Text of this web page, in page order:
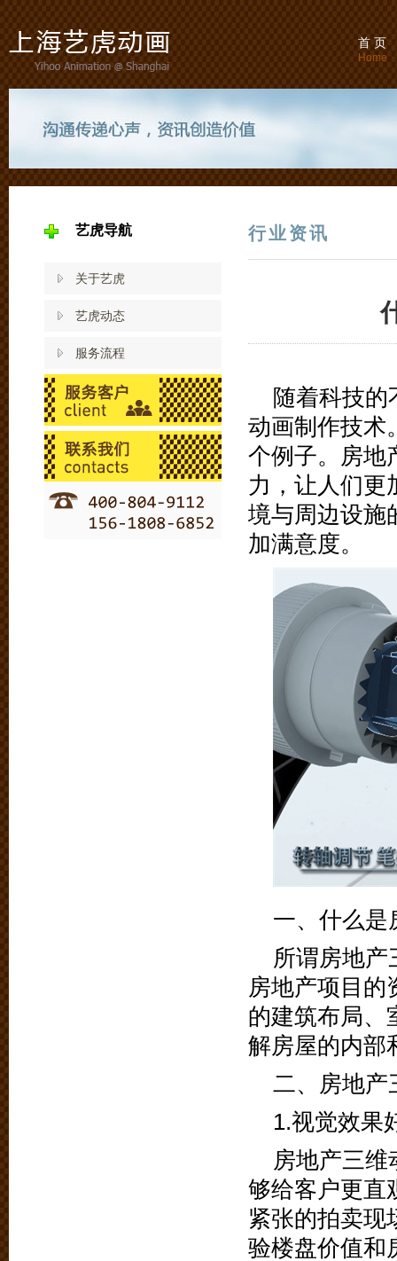
首 页
Home
艺虎导航
关于艺虎
艺虎动态
服务流程
行业资讯
随着科技
动画制作技术
个例子。房地
力，让人们更
境与周边设施
加满意度。
一、什么是
所谓房地
房地产项目的
的建筑布局、
解房屋的内部
二、房地产
1.视觉效果
房地产三
够给客户更直
紧张的拍卖现
验楼盘价值和